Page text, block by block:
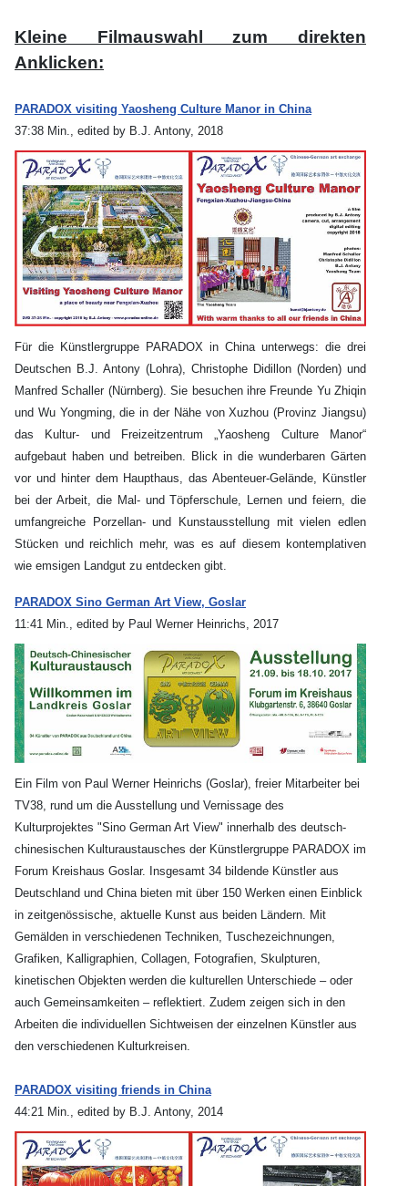
Kleine Filmauswahl zum direkten
Anklicken:
PARADOX visiting Yaosheng Culture Manor in China
37:38 Min., edited by B.J. Antony, 2018
Für die Künstlergruppe PARADOX in China unterwegs: die drei
Deutschen B.J. Antony (Lohra), Christophe Didillon (Norden) und
Manfred Schaller (Nürnberg). Sie besuchen ihre Freunde Yu Zhiqin
und Wu Yongming, die in der Nähe von Xuzhou (Provinz Jiangsu)
das Kultur- und Freizeitzentrum „Yaosheng Culture Manor“
aufgebaut haben und betreiben. Blick in die wunderbaren Gärten
vor und hinter dem Haupthaus, das Abenteuer-Gelände, Künstler
bei der Arbeit, die Mal- und Töpferschule, Lernen und feiern, die
umfangreiche Porzellan- und Kunstausstellung mit vielen edlen
Stücken und reichlich mehr, was es auf diesem kontemplativen
wie emsigen Landgut zu entdecken gibt.
PARADOX Sino German Art View, Goslar
11:41 Min., edited by Paul Werner Heinrichs, 2017
Ein Film von Paul Werner Heinrichs (Goslar), freier Mitarbeiter bei
TV38, rund um die Ausstellung und Vernissage des
Kulturprojektes "Sino German Art View" innerhalb des deutsch-
chinesischen Kulturaustausches der Künstlergruppe PARADOX im
Forum Kreishaus Goslar. Insgesamt 34 bildende Künstler aus
Deutschland und China bieten mit über 150 Werken einen Einblick
in zeitgenössische, aktuelle Kunst aus beiden Ländern. Mit
Gemälden in verschiedenen Techniken, Tuschezeichnungen,
Grafiken, Kalligraphien, Collagen, Fotografien, Skulpturen,
kinetischen Objekten werden die kulturellen Unterschiede – oder
auch Gemeinsamkeiten – reflektiert. Zudem zeigen sich in den
Arbeiten die individuellen Sichtweisen der einzelnen Künstler aus
den verschiedenen Kulturkreisen.
PARADOX visiting friends in China
44:21 Min., edited by B.J. Antony, 2014